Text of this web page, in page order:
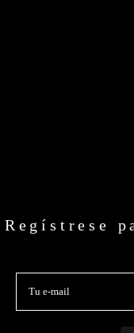
Regístrese